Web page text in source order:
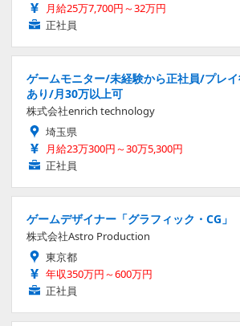
月給25万7,700円～32万円
正社員
ゲームモニター/未経験から正社員/プレ
あり/月30万以上可
株式会社enrich technology
埼玉県
月給23万300円～30万5,300円
正社員
ゲームデザイナー「グラフィック・CG」
株式会社Astro Production
東京都
年収350万円～600万円
正社員